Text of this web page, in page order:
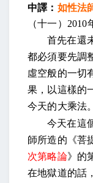
中譯： 如性法
（十一） 2010
首先在還
都必須要先調
虛空般的一切
果，以這樣的
今天的大乘法
今天在這
師所造的《菩
次第略論》的
在地獄道的話